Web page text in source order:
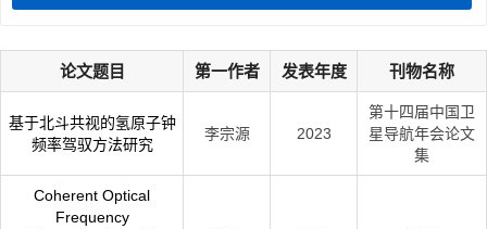
论文题目 第一作者 发表年度 刊物名称
基于北斗共视的氢原子钟
频率驾驭方法研究
李宗源 2023
第十四届中国卫
星导航年会论文
集
Coherent Optical
Frequency